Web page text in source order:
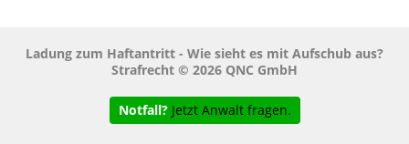
Ladung zum Haftantritt - Wie sieht es mit Aufschub aus?
Strafrecht © 2026 QNC GmbH
Notfall? Jetzt Anwalt fragen.